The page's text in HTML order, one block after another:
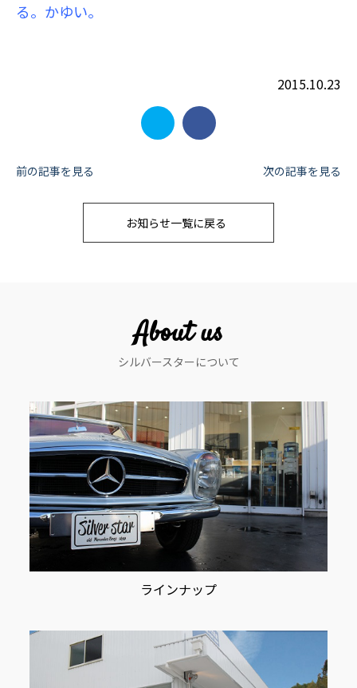
る。かゆい。
2015.10.23
投
ン
前の記事を見る 次の記事を見る
お知らせ一覧に戻る
About us
シルバースターについて
ラインナップ